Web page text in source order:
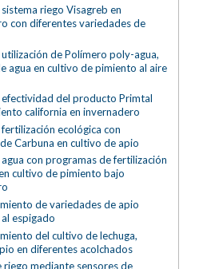
riego Visagreb en
con diferentes variedades de
utilización de Polímero poly-agua,
agua en cultivo de pimiento al aire
efectividad del producto Primtal
california en invernadero
ecológica con
Carbuna en cultivo de apio
con programas de fertilización
cultivo de pimiento bajo
de variedades de apio
espigado
del cultivo de lechuga,
en diferentes acolchados
mediante sensores de